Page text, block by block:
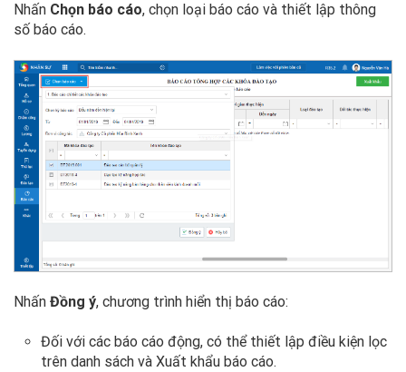
Nhấn Chọn báo cáo, chọn loại báo cáo và thiết lập thông
số báo cáo.
Nhấn Đồng ý, chương trình hiển thị báo cáo:
Đối với các báo cáo động, có thể thiết lập điều kiện lọc
trên danh sách và Xuất khẩu báo cáo.